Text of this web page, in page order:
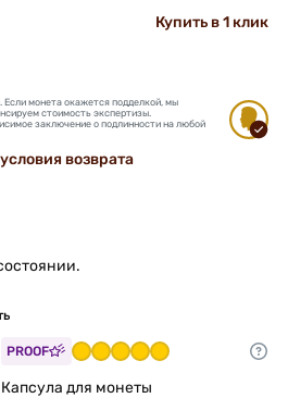
Купить в 1 клик
монета окажется подделкой, мы
стоимость экспертизы.
заключение о подлинности на любой
возврата
PROOF
Капсула для монеты